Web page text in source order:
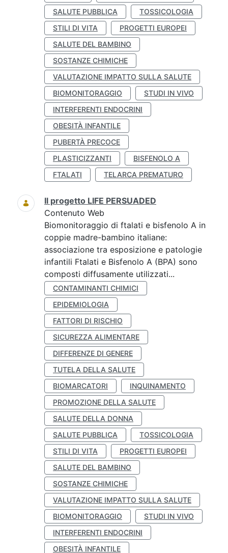
SALUTE PUBBLICA
TOSSICOLOGIA
STILI DI VITA
PROGETTI EUROPEI
SALUTE DEL BAMBINO
SOSTANZE CHIMICHE
VALUTAZIONE IMPATTO SULLA SALUTE
BIOMONITORAGGIO
STUDI IN VIVO
INTERFERENTI ENDOCRINI
OBESITÀ INFANTILE
PUBERTÀ PRECOCE
PLASTICIZZANTI
BISFENOLO A
FTALATI
TELARCA PREMATURO
Il progetto LIFE PERSUADED
Contenuto Web
Biomonitoraggio di ftalati e bisfenolo A in
coppie madre-bambino italiane:
associazione tra esposizione e patologie
infantili Ftalati e Bisfenolo A (BPA) sono
composti diffusamente utilizzati...
CONTAMINANTI CHIMICI
EPIDEMIOLOGIA
FATTORI DI RISCHIO
SICUREZZA ALIMENTARE
DIFFERENZE DI GENERE
TUTELA DELLA SALUTE
BIOMARCATORI
INQUINAMENTO
PROMOZIONE DELLA SALUTE
SALUTE DELLA DONNA
SALUTE PUBBLICA
TOSSICOLOGIA
STILI DI VITA
PROGETTI EUROPEI
SALUTE DEL BAMBINO
SOSTANZE CHIMICHE
VALUTAZIONE IMPATTO SULLA SALUTE
BIOMONITORAGGIO
STUDI IN VIVO
INTERFERENTI ENDOCRINI
OBESITÀ INFANTILE